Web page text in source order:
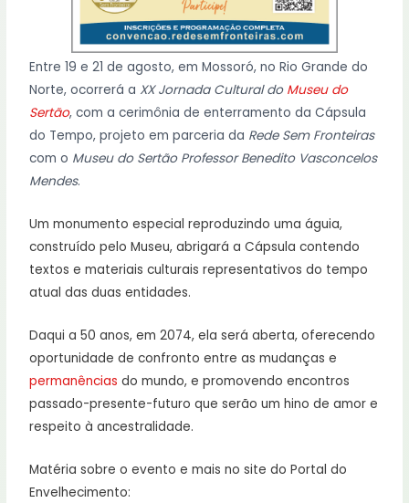
Entre 19 e 21 de agosto, em Mossoró, no Rio Grande do
Norte, ocorrerá a XX Jornada Cultural do Museu do
Sertão, com a cerimônia de enterramento da Cápsula
do Tempo, projeto em parceria da Rede Sem Fronteiras
com o Museu do Sertão Professor Benedito Vasconcelos
Mendes.
Um monumento especial reproduzindo uma águia,
construído pelo Museu, abrigará a Cápsula contendo
textos e materiais culturais representativos do tempo
atual das duas entidades.
Daqui a 50 anos, em 2074, ela será aberta, oferecendo
oportunidade de confronto entre as mudanças e
permanências do mundo, e promovendo encontros
passado-presente-futuro que serão um hino de amor e
respeito à ancestralidade.
Matéria sobre o evento e mais no site do Portal do
Envelhecimento: